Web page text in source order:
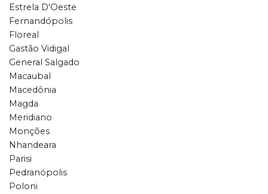
Estrela D'Oeste
Fernandópolis
Floreal
Gastão Vidigal
General Salgado
Macaubal
Macedônia
Magda
Meridiano
Monções
Nhandeara
Parisi
Pedranópolis
Poloni